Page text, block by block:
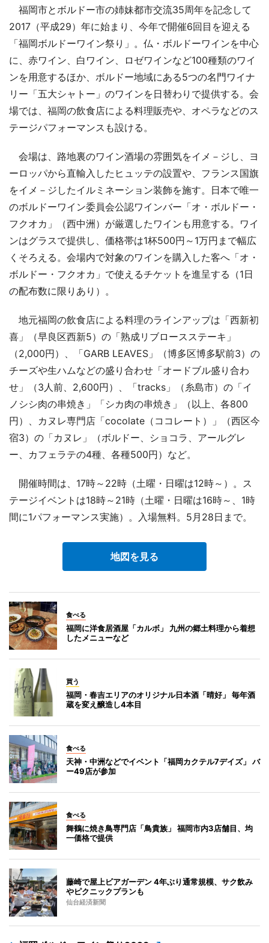
福岡市とボルドー市の姉妹都市交流35周年を記念して
2017（平成29）年に始まり、今年で開催6回目を迎える
「福岡ボルドーワイン祭り」。仏・ボルドーワインを中心
に、赤ワイン、白ワイン、ロゼワインなど100種類のワイ
ンを用意するほか、ボルドー地域にある5つの名門ワイナ
リー「五大シャトー」のワインを日替わりで提供する。会
場では、福岡の飲食店による料理販売や、オペラなどのス
テージパフォーマンスも設ける。
会場は、路地裏のワイン酒場の雰囲気をイメ－ジし、ヨ
ーロッパから直輸入したヒュッテの設置や、フランス国旗
をイメ－ジしたイルミネーション装飾を施す。日本で唯一
のボルドーワイン委員会公認ワインバー「オ・ボルドー・
フクオカ」（西中洲）が厳選したワインも用意する。ワイ
ンはグラスで提供し、価格帯は1杯500円～1万円まで幅広
くそろえる。会場内で対象のワインを購入した客へ「オ・
ボルドー・フクオカ」で使えるチケットを進呈する（1日
の配布数に限りあり）。
地元福岡の飲食店による料理のラインアップは「西新初
喜」（早良区西新5）の「熟成リブロースステーキ」
（2,000円）、「GARB LEAVES」（博多区博多駅前3）の
チーズや生ハムなどの盛り合わせ「オードブル盛り合わ
せ」（3人前、2,600円）、「tracks」（糸島市）の「イ
ノシシ肉の串焼き」「シカ肉の串焼き」（以上、各800
円）、カヌレ専門店「cocolate（ココレート）」（西区今
宿3）の「カヌレ」（ボルドー、ショコラ、アールグレ
ー、カフェラテの4種、各種500円）など。
開催時間は、17時～22時（土曜・日曜は12時～）。ス
テージイベントは18時～21時（土曜・日曜は16時～、1時
間に1パフォーマンス実施）。入場無料。5月28日まで。
地図を見る
食べる
福岡に洋食居酒屋「カルボ」 九州の郷土料理から着想
したメニューなど
買う
福岡・春吉エリアのオリジナル日本酒「晴好」 毎年酒
蔵を変え醸造し4本目
食べる
天神・中洲などでイベント「福岡カクテル7デイズ」 バ
ー49店が参加
食べる
舞鶴に焼き鳥専門店「鳥貴族」 福岡市内3店舗目、均
一価格で提供
藤崎で屋上ビアガーデン 4年ぶり通常規模、サク飲み
やピクニックプランも
仙台経済新聞